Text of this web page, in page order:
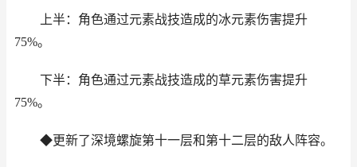
上半：角色通过元素战技造成的冰元素伤害提升
75%。
下半：角色通过元素战技造成的草元素伤害提升
75%。
◆更新了深境螺旋第十一层和第十二层的敌人阵容。